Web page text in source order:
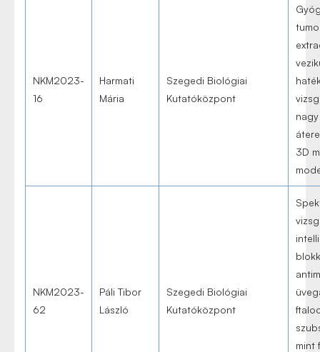
NKM2023-
16
Harmati
Mária
Szegedi Biológiai
Kutatóközpont
nagy
3D
NKM2023-
62
Páli Tibor
László
Szegedi Biológiai
Kutatóközpont
mint